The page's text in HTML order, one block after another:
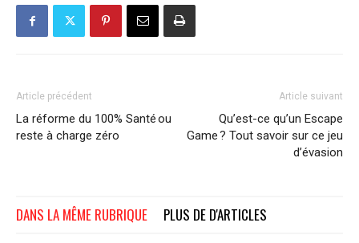
Article précédent
La réforme du 100% Santé ou
reste à charge zéro
Article suivant
Qu’est-ce qu’un Escape
Game ? Tout savoir sur ce jeu
d’évasion
DANS LA MÊME RUBRIQUE PLUS DE D'ARTICLES